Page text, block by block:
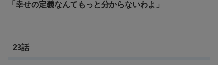
「幸せの定義なんてもっと分からないわよ」
23話